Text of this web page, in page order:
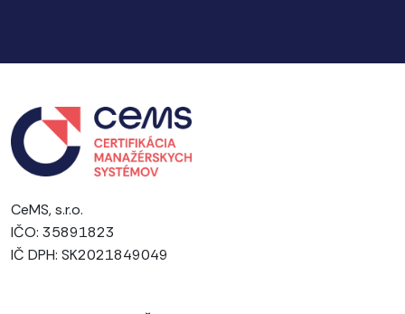
CeMS, s.r.o.
IČO: 35891823
IČ DPH: SK2021849049